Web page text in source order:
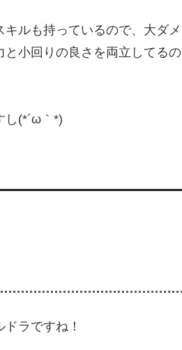
ルも持っているので、大ダメ
小回りの良さを両立してるの
し(*´ω｀*)
ラですね！